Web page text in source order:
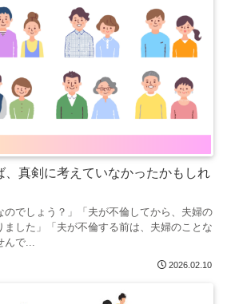
、真剣に考えていなかったかもしれ
のでしょう？」「夫が不倫してから、夫婦の
ました」「夫が不倫する前は、夫婦のことな
んで...
2026.02.10